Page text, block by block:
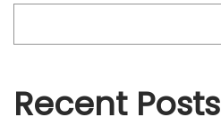
d
G
e
Recent Posts